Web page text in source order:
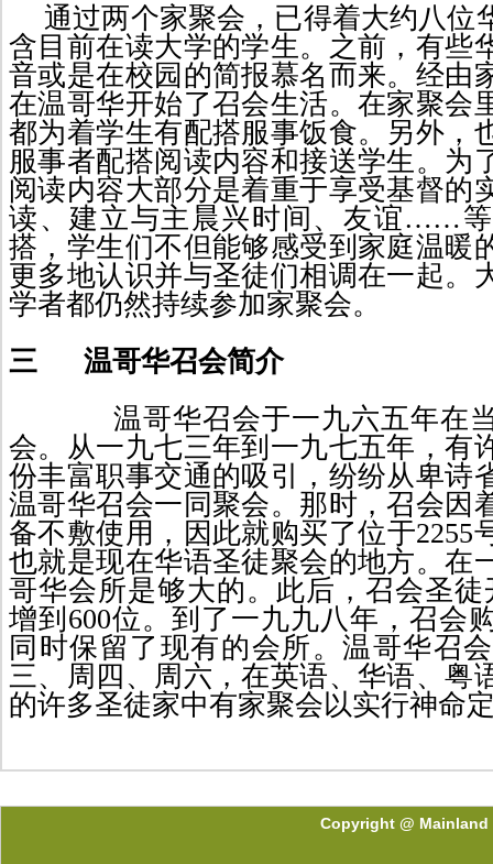
通过两个家聚会，已得着大约八位
含目前在读大学的学生。之前，有些
音或是在校园的简报慕名而来。经由
在温哥华开始了召会生活。在家聚会
都为着学生有配搭服事饭食。另外，
服事者配搭阅读内容和接送学生。为
阅读内容大部分是着重于享受基督的
读、建立与主晨兴时间、友谊……
搭，学生们不但能够感受到家庭温暖
更多地认识并与圣徒们相调在一起。
学者都仍然持续参加家聚会。
三
温哥华召会简介
温哥华召会于一九六五年在
会。从一九七三年到一九七五年，有
份丰富职事交通的吸引，纷纷从卑诗
温哥华召会一同聚会。那时，召会因
备不敷使用，因此就购买了位于2255
也就是现在华语圣徒聚会的地方。在
哥华会所是够大的。此后，召会圣
增到 600位。到了一九九八年，召会
同时保留了现有的会所。温哥华召
三、周四、周六，在英语、华语、粤
的许多圣徒家中有家聚会以实行神命
Copyright @